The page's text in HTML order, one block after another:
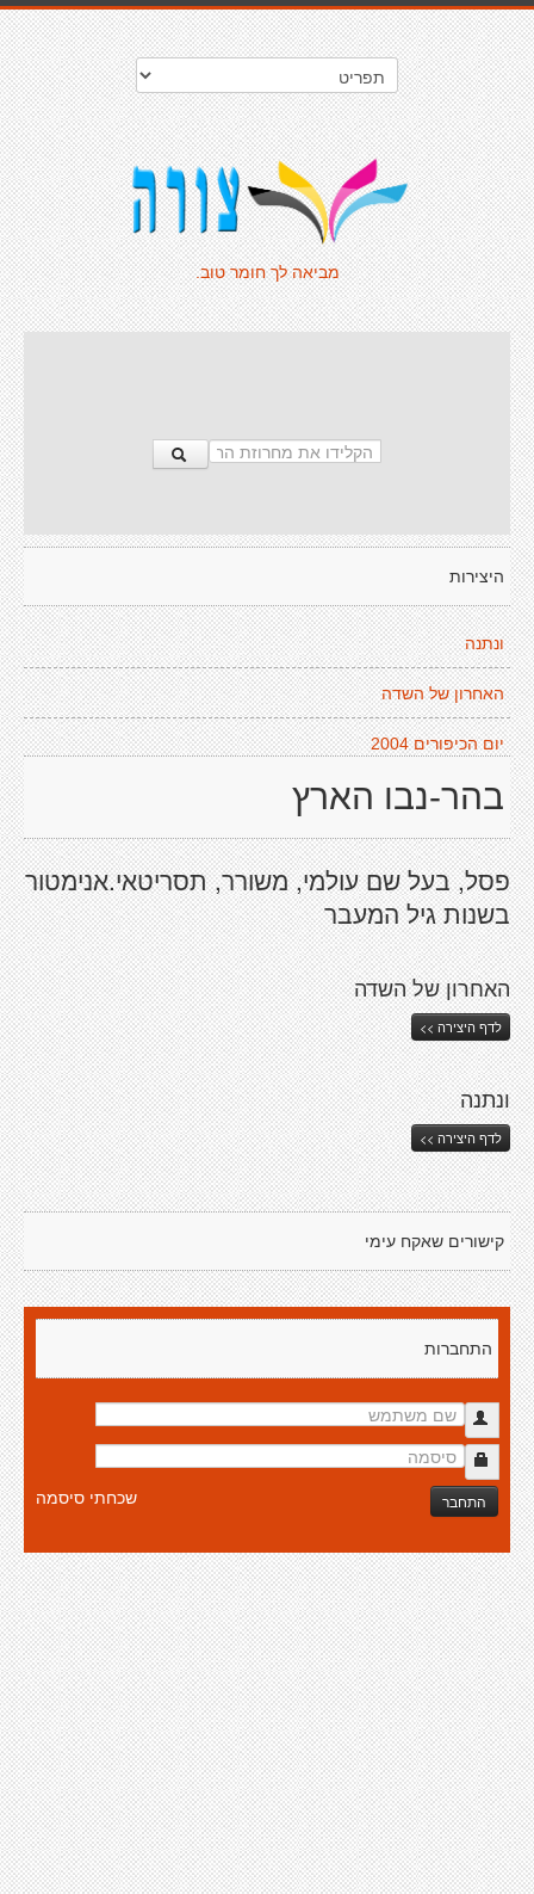
מביאה לך חומר טוב.
היצירות
ונתנה
האחרון של השדה
יום הכיפורים 2004
בהר-נבו הארץ
פסל, בעל שם עולמי, משורר, תסריטאי.אנימטור
בשנות גיל המעבר
האחרון של השדה
לדף היצירה >>
ונתנה
לדף היצירה >>
קישורים שאקח עימי
התחברות
התחבר שכחתי סיסמה